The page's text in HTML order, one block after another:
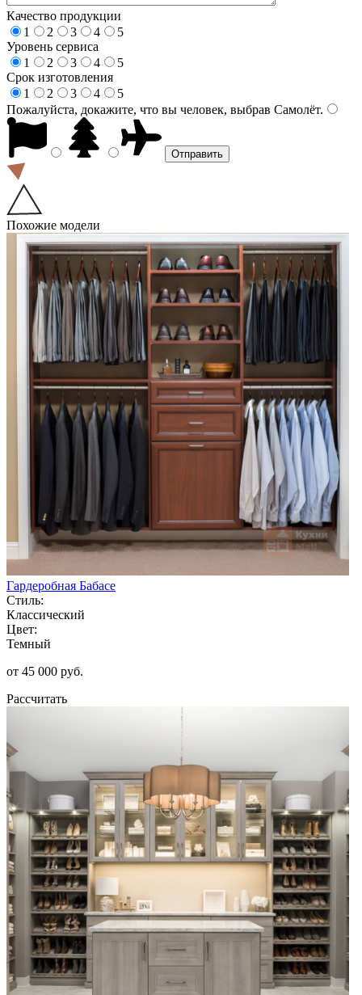
Качество продукции
1
2 3 4
5
Уровень сервиса
1
2 3 4
5
Срок изготовления
1
2 3 4
5
Пожалуйста, докажите, что вы человек, выбрав Самолёт.
Похожие модели
Гардеробная Бабасе
Стиль:
Классический
Цвет:
Темный
от 45 000 руб.
Рассчитать